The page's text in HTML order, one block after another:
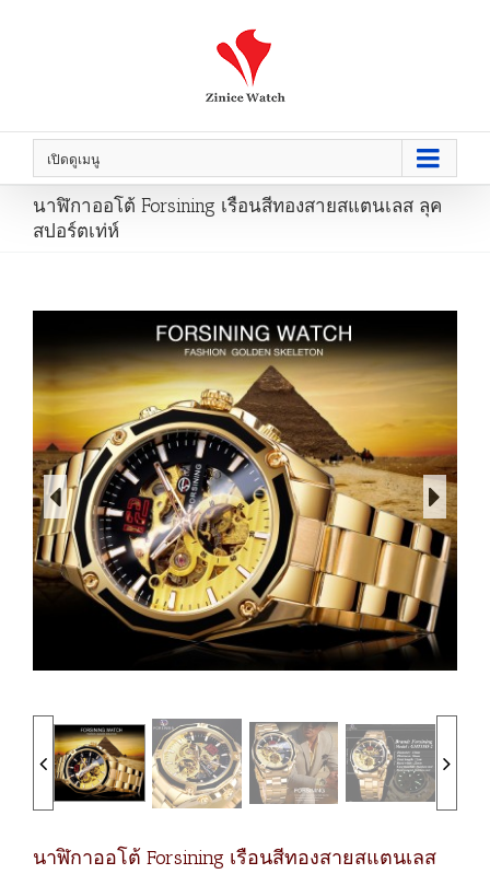
เปิดดูเมนู
นาฬิกาออโต้ Forsining เรือนสีทองสายสแตนเลส ลุค
สปอร์ตเท่ห์
นาฬิกาออโต้ Forsining เรือนสีทองสายสแตนเลส